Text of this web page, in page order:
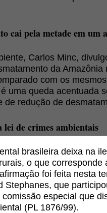
cai pela metade em um
Carlos Minc,
da
com os
uma queda acentuada
de redução de
de crimes ambientais
brasileira deixa na
o que corresponde
foi feita nesta
Stephanes, que
especial que
(PL 1876/99).